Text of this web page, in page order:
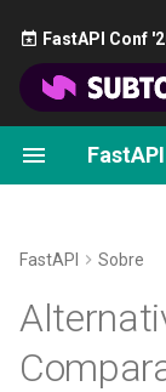
FastAPI Conf
FastAPI
Introdução aos
Guia de Usuário
FastAPI class
FastAPI People
Introdução
FastAPI Sobre